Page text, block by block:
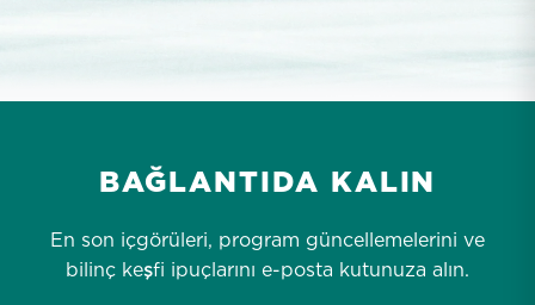
BAĞLANTIDA KALIN
En son içgörüleri, program güncellemelerini ve
bilinç keşfi ipuçlarını e-posta kutunuza alın.